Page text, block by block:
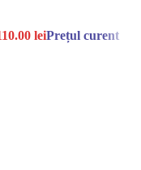
leiPrețul curent